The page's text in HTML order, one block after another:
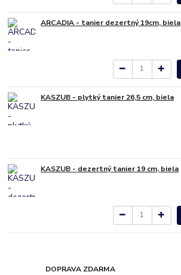
ARCADIA - tanier dezertný 19cm, biela
KASZUB - plytký tanier 26,5 cm, biela
KASZUB - dezertný tanier 19 cm, biela
DOPRAVA ZDARMA